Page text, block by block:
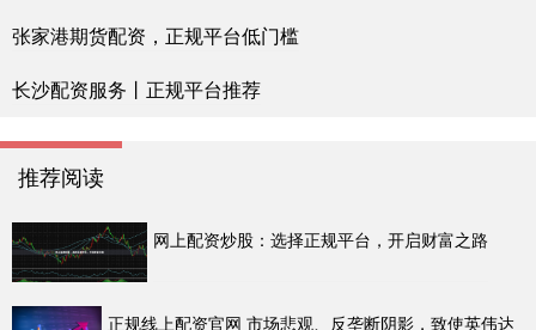
张家港期货配资，正规平台低门槛
长沙配资服务丨正规平台推荐
推荐阅读
网上配资炒股：选择正规平台，开启财富之路
正规线上配资官网 市场悲观、反垄断阴影，致使英伟达